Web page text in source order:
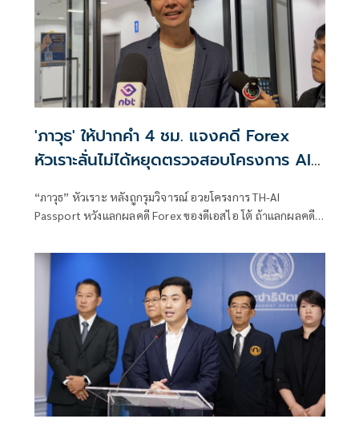
'ภาวุธ' ให้ปากคำ 4 ชม. แจงคดี Forex
หัวเราะลั่นไม่ได้หยุดตรวจสอบโครงการ AI
“ภาวุธ” หัวเราะ หลังถูกรุมวิจารณ์ อวยโครงการ TH-AI
Passport หวังแลกผลคดี Forex ของดีเอสไอ โต้ ถ้าแลกผลคดี
งานประชุมคณะอนุฯหลายชุด เผยยังมีเพื่อน สส.รายอื่นของ